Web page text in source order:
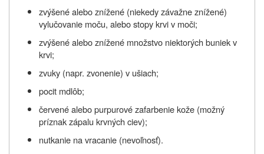
zvýšené alebo znížené (niekedy závažne znížené)
vylučovanie moču, alebo stopy krvi v moči;
zvýšené alebo znížené množstvo niektorých buniek v
krvi;
zvuky (napr. zvonenie) v ušiach;
pocit mdlôb;
červené alebo purpurové zafarbenie kože (možný
príznak zápalu krvných ciev);
nutkanie na vracanie (nevoľnosť).